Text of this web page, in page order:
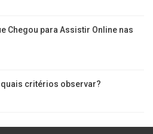
Chegou para Assistir Online nas
critérios observar?